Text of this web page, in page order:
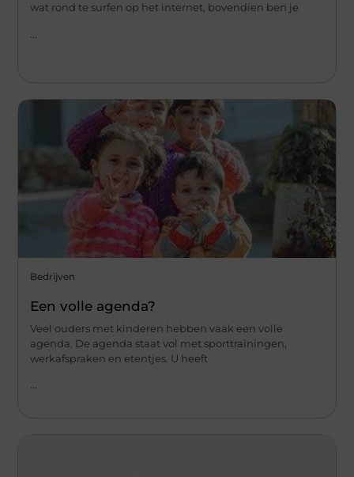
wat rond te surfen op het internet, bovendien ben je
Bedrijven
Een volle agenda?
Veel ouders met kinderen hebben vaak een volle
agenda. De agenda staat vol met sporttrainingen,
werkafspraken en etentjes. U heeft